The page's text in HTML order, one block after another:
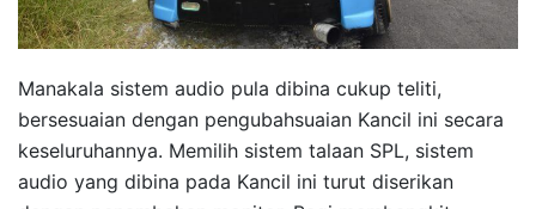
Manakala sistem audio pula dibina cukup teliti,
bersesuaian dengan pengubahsuaian Kancil ini secara
keseluruhannya. Memilih sistem talaan SPL, sistem
audio yang dibina pada Kancil ini turut diserikan